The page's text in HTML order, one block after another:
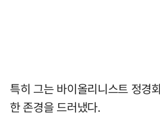
특히 그는 바이올리니스트 정경
한 존경을 드러냈다.